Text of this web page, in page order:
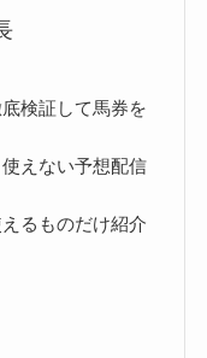
検証して馬券を
えない予想配信
るものだけ紹介